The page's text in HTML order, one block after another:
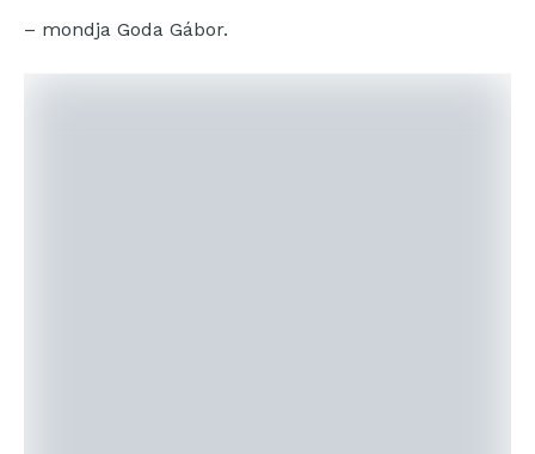
– mondja Goda Gábor.